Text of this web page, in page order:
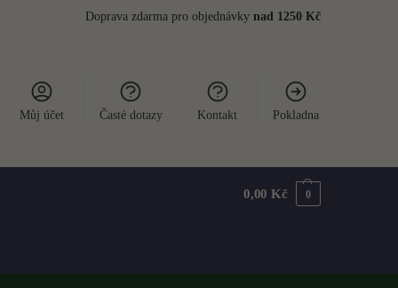
Doprava zdarma pro objednávky nad 1250 Kč
Můj účet Časté dotazy Kontakt Pokladna
0,00Kč 0